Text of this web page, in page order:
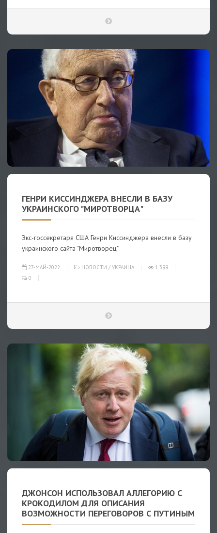
ГЕНРИ КИССИНДЖЕРА ВНЕСЛИ В БАЗУ
УКРАИНСКОГО "МИРОТВОРЦА"
Экс-госсекретаря США Генри Киссинджера внесли в базу
украинского сайта "Миротворец"
27-МАЙ-2022 НОВОСТИ / УКРАИНА
1 399
0
ДЖОНСОН ИСПОЛЬЗОВАЛ АЛЛЕГОРИЮ С
КРОКОДИЛОМ ДЛЯ ОПИСАНИЯ
ВОЗМОЖНОСТИ ПЕРЕГОВОРОВ С ПУТИНЫМ